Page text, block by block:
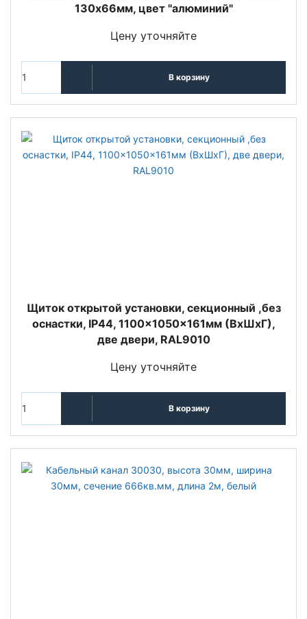
130x66мм, цвет "алюминий"
Цену уточняйте
В корзину
Щиток открытой установки, секционный ,без
оснастки, IP44, 1100x1050x161мм (ВхШхГ),
две двери, RAL9010
Цену уточняйте
В корзину